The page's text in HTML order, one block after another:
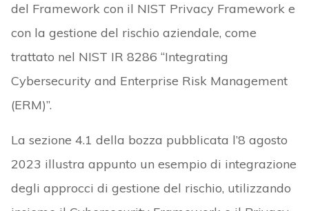
del Framework con il NIST Privacy Framework e
con la gestione del rischio aziendale, come
trattato nel NIST IR 8286 “Integrating
Cybersecurity and Enterprise Risk Management
(ERM)”.
La sezione 4.1 della bozza pubblicata l’8 agosto
2023 illustra appunto un esempio di integrazione
degli approcci di gestione del rischio, utilizzando